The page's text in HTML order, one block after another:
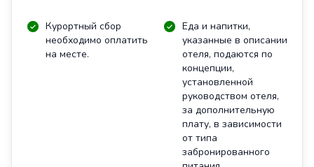
Курортный сбор
необходимо оплатить
на месте.
Еда и напитки,
указанные в описании
отеля, подаются по
концепции,
установленной
руководством отеля,
за дополнительную
плату, в зависимости
от типа
забронированного